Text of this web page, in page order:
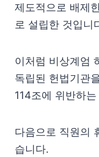
제도적으로 배제
로 설립한 것입니
이처럼 비상계엄
독립된 헌법기관
114조에 위반하
다음으로 직원의
습니다.